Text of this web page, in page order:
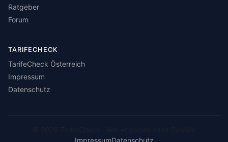
Ratgeber
Forum
TARIFECHECK
TarifeCheck Österreich
Impressum
Datenschutz
ImpressumDatenschutz